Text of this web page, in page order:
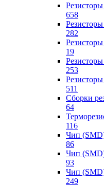
658
282
19
253
511
Сборки
64
116
Чип
86
Чип
93
Чип
249